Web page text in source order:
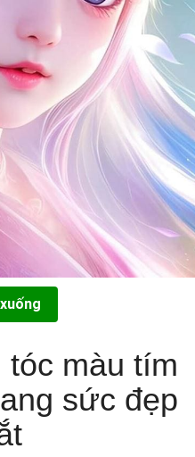
tóc màu tím
sức đẹp